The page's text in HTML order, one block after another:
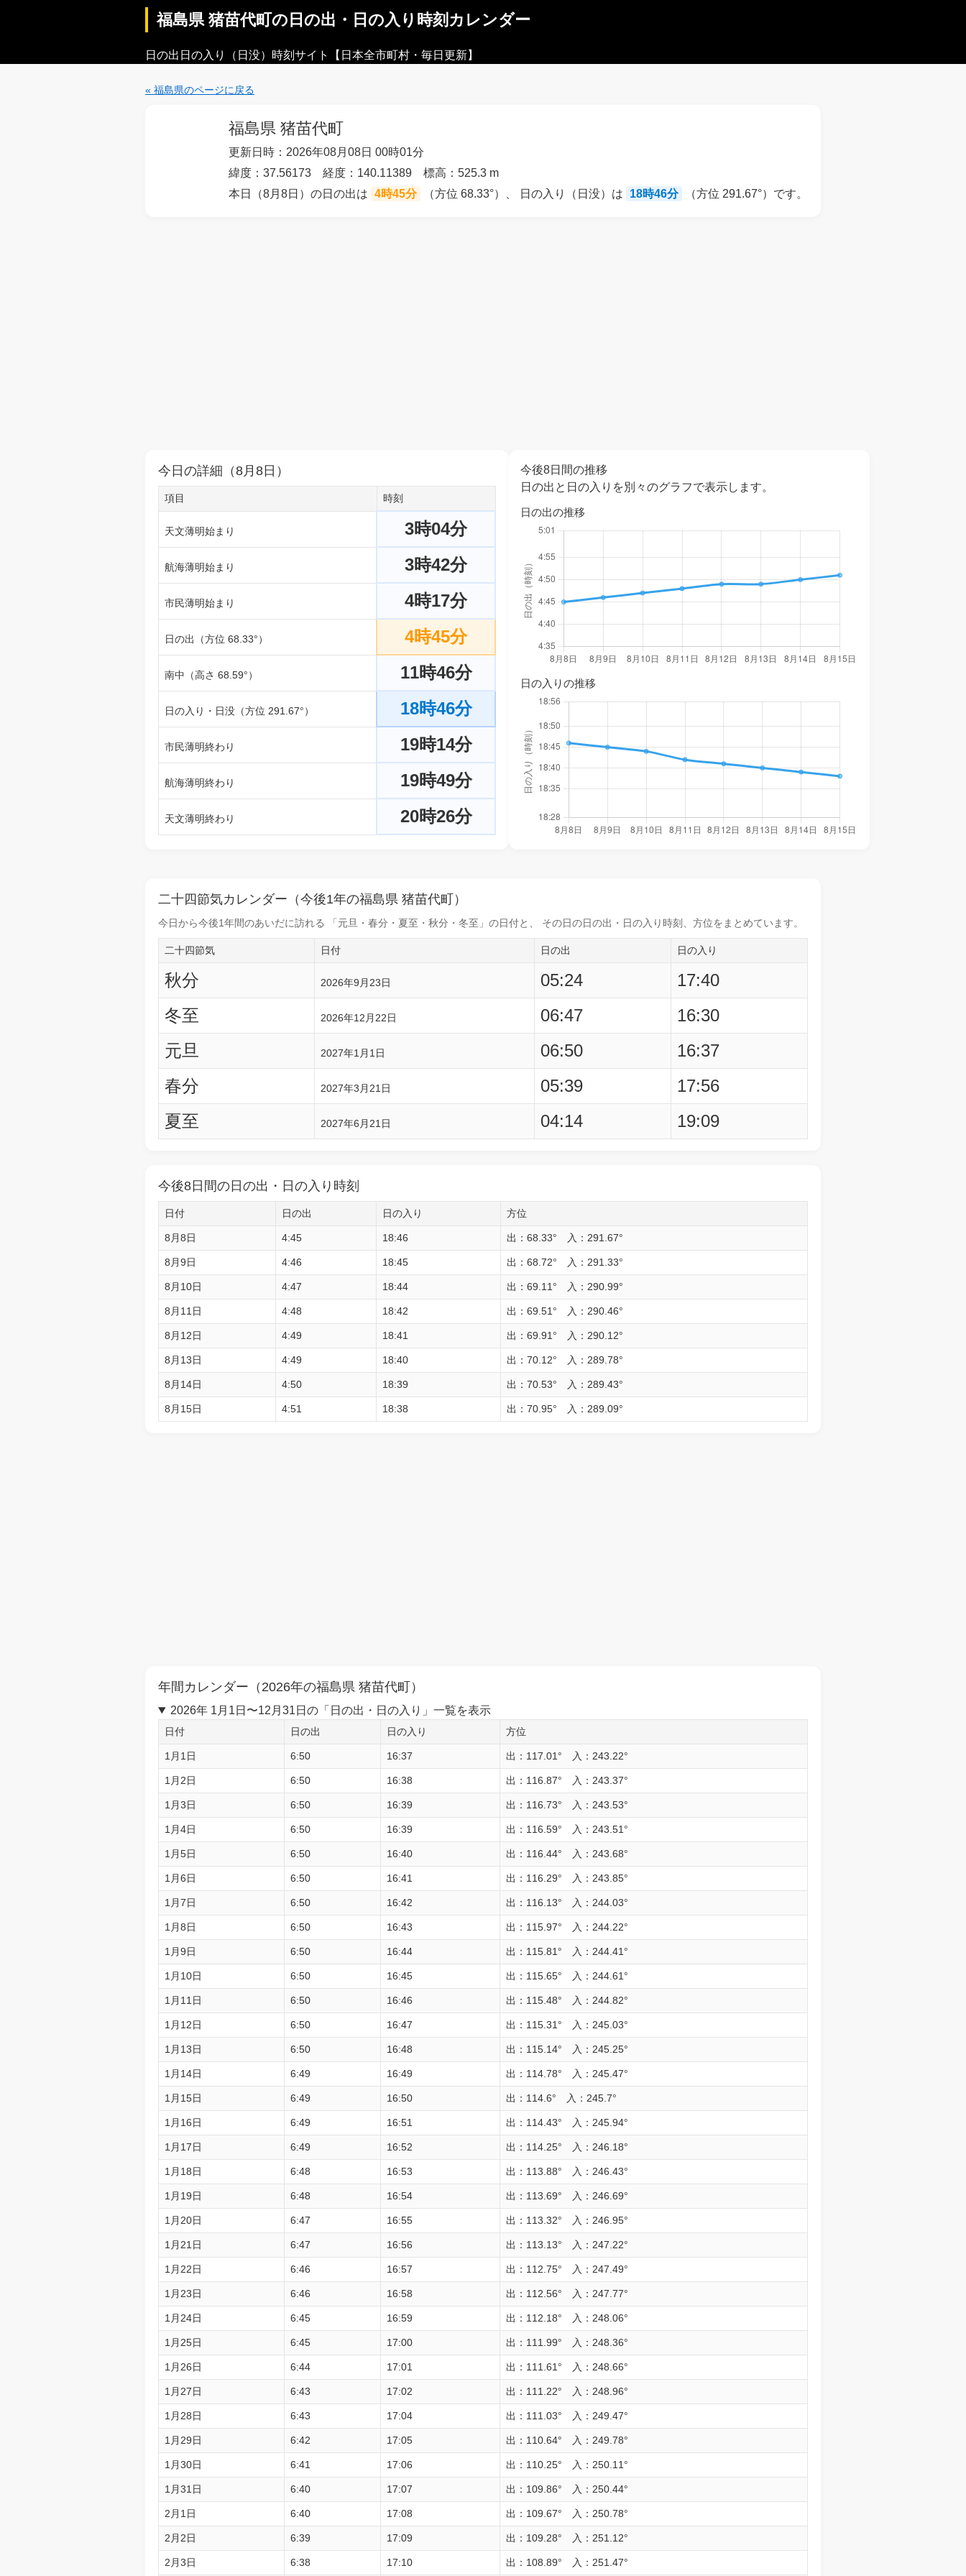
福島県 猪苗代町の日の出・日の入り時刻カレンダー
日の出日の入り（日没）時刻サイト【日本全市町村・毎日更新】
« 福島県のページに戻る
福島県 猪苗代町
更新日時：2026年08月08日 00時01分
緯度：37.56173 経度：140.11389 標高：525.3 m
本日（8月8日）の日の出は 4時45分 （方位 68.33°）、 日の入り（日没）は 18時46分 （方位 291.67°）です。
今日の詳細（8月8日）
項目 時刻
天文薄明始まり 3時04分
航海薄明始まり 3時42分
市民薄明始まり 4時17分
日の出（方位 68.33°） 4時45分
南中（高さ 68.59°） 11時46分
日の入り・日没（方位 291.67°） 18時46分
市民薄明終わり 19時14分
航海薄明終わり 19時49分
天文薄明終わり 20時26分
今後8日間の推移
日の出と日の入りを別々のグラフで表示します。
日の出の推移
日の入りの推移
二十四節気カレンダー（今後1年の福島県 猪苗代町）
今日から今後1年間のあいだに訪れる 「元旦・春分・夏至・秋分・冬至」の日付と、 その日の日の出・日の入り時刻 、方位をまとめています。
二十四節気 日付 日の出 日の入り
秋分 2026年9月23日 05:24
17:40
冬至
2026年12月22日 06:47
16:30
元旦
2027年1月1日 06:50
16:37
春分
2027年3月21日 05:39
17:56
夏至
2027年6月21日 04:14 19:09
今後8日間の日の出・日の入り時刻
日付 日の出 日の入り 方位
8月8日 4:45 18:46 出：68.33° 入：291.67°
8月9日 4:46 18:45 出：68.72° 入：291.33°
8月10日 4:47 18:44 出：69.11° 入：290.99°
8月11日 4:48 18:42 出：69.51° 入：290.46°
8月12日 4:49 18:41 出：69.91° 入：290.12°
8月13日 4:49 18:40 出：70.12° 入：289.78°
8月14日 4:50 18:39 出：70.53° 入：289.43°
8月15日 4:51 18:38 出：70.95° 入：289.09°
年間カレンダー（2026年の福島県 猪苗代町）
2026年 1月1日〜12月31日の「日の出・日の入り」一覧を表示
日付 日の出 日の入り 方位
1月1日 6:50 16:37 出：117.01° 入：243.22°
1月2日 6:50 16:38 出：116.87° 入：243.37°
1月3日 6:50 16:39 出：116.73° 入：243.53°
1月4日 6:50 16:39 出：116.59° 入：243.51°
1月5日 6:50 16:40 出：116.44° 入：243.68°
1月6日 6:50 16:41 出：116.29° 入：243.85°
1月7日 6:50 16:42 出：116.13° 入：244.03°
1月8日 6:50 16:43 出：115.97° 入：244.22°
1月9日 6:50 16:44 出：115.81° 入：244.41°
1月10日 6:50 16:45 出：115.65° 入：244.61°
1月11日 6:50 16:46 出：115.48° 入：244.82°
1月12日 6:50 16:47 出：115.31° 入：245.03°
1月13日 6:50 16:48 出：115.14° 入：245.25°
1月14日 6:49 16:49 出：114.78° 入：245.47°
1月15日 6:49 16:50 出：114.6° 入：245.7°
1月16日 6:49 16:51 出：114.43° 入：245.94°
1月17日 6:49 16:52 出：114.25° 入：246.18°
1月18日 6:48 16:53 出：113.88° 入：246.43°
1月19日 6:48 16:54 出：113.69° 入：246.69°
1月20日 6:47 16:55 出：113.32° 入：246.95°
1月21日 6:47 16:56 出：113.13° 入：247.22°
1月22日 6:46 16:57 出：112.75° 入：247.49°
1月23日 6:46 16:58 出：112.56° 入：247.77°
1月24日 6:45 16:59 出：112.18° 入：248.06°
1月25日 6:45 17:00 出：111.99° 入：248.36°
1月26日 6:44 17:01 出：111.61° 入：248.66°
1月27日 6:43 17:02 出：111.22° 入：248.96°
1月28日 6:43 17:04 出：111.03° 入：249.47°
1月29日 6:42 17:05 出：110.64° 入：249.78°
1月30日 6:41 17:06 出：110.25° 入：250.11°
1月31日 6:40 17:07 出：109.86° 入：250.44°
2月1日 6:40 17:08 出：109.67° 入：250.78°
2月2日 6:39 17:09 出：109.28° 入：251.12°
2月3日 6:38 17:10 出：108.89° 入：251.47°